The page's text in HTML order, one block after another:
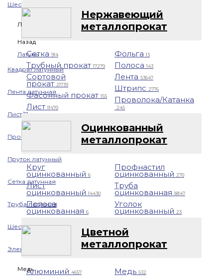
Шестигранник дюралевый
Латунь
Назад
Латунь
Квадрат латунный
Лента латунная
Лист/Плита латунная
Проволока латунная
Пруток латунный
Сетка латунная
Труба латунная
Шестигранник латунный
Электрод латунный
Медь
Нержавеющий
металлопрокат
Сетка 914
Трубный прокат17279
Сортовой
прокат 21739
Фасонный прокат155
Лист11470
Фольга13
Полоса143
Лента 53647
Штрипс 2776
Проволока/Катанка
245
Оцинкованный
металлопрокат
Круг
оцинкованный 6
Лист
оцинкованный14430
Полоса
оцинкованная 6
Профнастил
оцинкованный 270
Труба
оцинкованная18147
Уголок
оцинкованный 23
Цветной
металлопрокат
Алюминий 4657 Медь 532